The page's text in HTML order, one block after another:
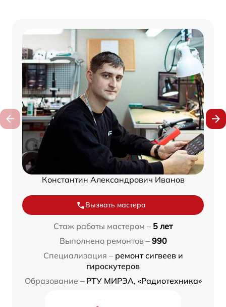
Константин Александрович Иванов
Вызвать мастера
Стаж работы мастером – 5 лет
Выполнено ремонтов – 990
Специализация – ремонт сигвеев и
гироскутеров
Образование – РТУ МИРЭА, «Радиотехника»